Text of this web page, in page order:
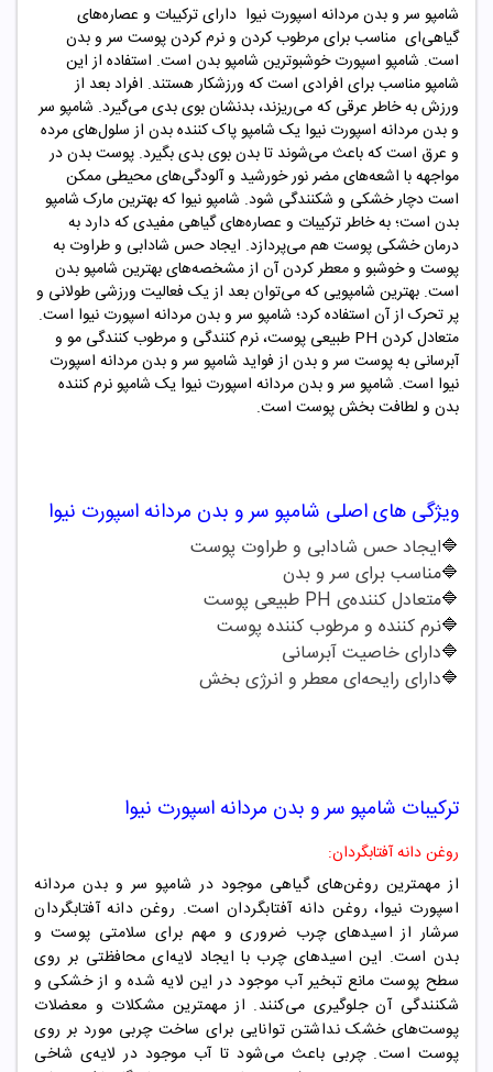
شامپو سر و بدن مردانه اسپورت نیوا دارای ترکیبات و عصاره‌های
گیاهی‌ای مناسب برای مرطوب کردن و نرم کردن پوست سر و بدن
است. شامپو اسپورت خوشبوترین شامپو بدن است. استفاده از این
شامپو مناسب برای افرادی است که ورزشکار هستند. افراد بعد از
ورزش به خاطر عرقی که می‌ریزند، بدنشان بوی بدی می‌گیرد. شامپو سر
و بدن مردانه اسپورت نیوا یک شامپو پاک کننده بدن از سلول‌های مرده
و عرق است که باعث می‌شوند تا بدن بوی بدی بگیرد. پوست بدن در
مواجهه با اشعه‌های مضر نور خورشید و آلودگی‌های محیطی ممکن
است دچار خشکی و شکنندگی شود. شامپو نیوا که بهترین مارک شامپو
بدن است؛ به خاطر ترکیبات و عصاره‌های گیاهی مفیدی که دارد به
درمان خشکی پوست هم می‌پردازد. ایجاد حس شادابی و طراوت به
پوست و خوشبو و معطر کردن آن از مشخصه‌های بهترین شامپو بدن
است. بهترین شامپویی که می‌توان بعد از یک فعالیت ورزشی طولانی و
پر تحرک از آن استفاده کرد؛ شامپو سر و بدن مردانه اسپورت نیوا است.
متعادل کردن PH طبیعی پوست، نرم کنندگی و مرطوب کنندگی مو و
آبرسانی به پوست سر و بدن از فواید شامپو سر و بدن مردانه اسپورت
نیوا است. شامپو سر و بدن مردانه اسپورت نیوا یک شامپو نرم کننده
بدن و لطافت بخش پوست است.
ویژگی های اصلی شامپو سر و بدن مردانه اسپورت نیوا
🔷ایجاد حس شادابی و طراوت پوست
🔷مناسب برای سر و بدن
🔷متعادل کننده‌ی PH طبیعی پوست
🔷نرم کننده و مرطوب کننده پوست
🔷دارای خاصیت آبرسانی
🔷دارای رایحه‌ای معطر و انرژی بخش
ترکیبات شامپو سر و بدن مردانه اسپورت نیوا
روغن دانه آفتابگردان:
از مهمترین روغن‌های گیاهی موجود در شامپو سر و بدن مردانه
اسپورت نیوا، روغن دانه آفتابگردان است. روغن دانه آفتابگردان
سرشار از اسیدهای چرب ضروری و مهم برای سلامتی پوست و
بدن است. این اسیدهای چرب با ایجاد لایه‌ای محافظتی بر روی
سطح پوست مانع تبخیر آب موجود در این لایه شده و از خشکی و
شکنندگی آن جلوگیری می‌کنند. از مهمترین مشکلات و معضلات
پوست‌های خشک نداشتن توانایی برای ساخت چربی مورد بر روی
پوست است. چربی باعث می‌شود تا آب موجود در لایه‌ی شاخی